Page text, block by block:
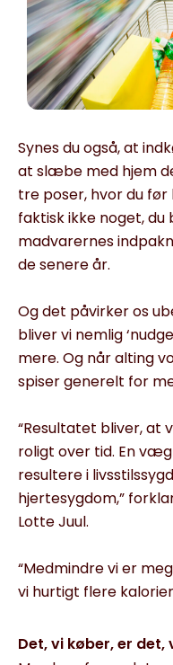
Synes du også, at
at slæbe med hjem
tre poser, hvor du før
faktisk ikke noget, du
madvarernes
de senere år.
Og det påvirker os
bliver vi nemlig
mere. Og når alting
spiser generelt for
“Resultatet bliver, at
roligt over tid. En
resultere i
hjertesygdom,”
Lotte Juul.
“Medmindre vi er
vi hurtigt flere
Det, vi køber, er det,